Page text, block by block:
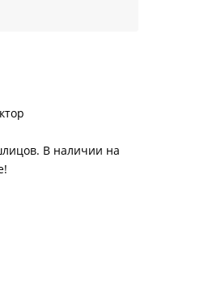
В наличии на